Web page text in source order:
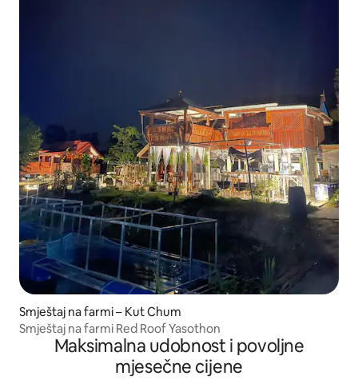
Smještaj na farmi – Kut Chum
Smještaj na farmi Red Roof Yasothon
Maksimalna udobnost i povoljne
mjesečne cijene